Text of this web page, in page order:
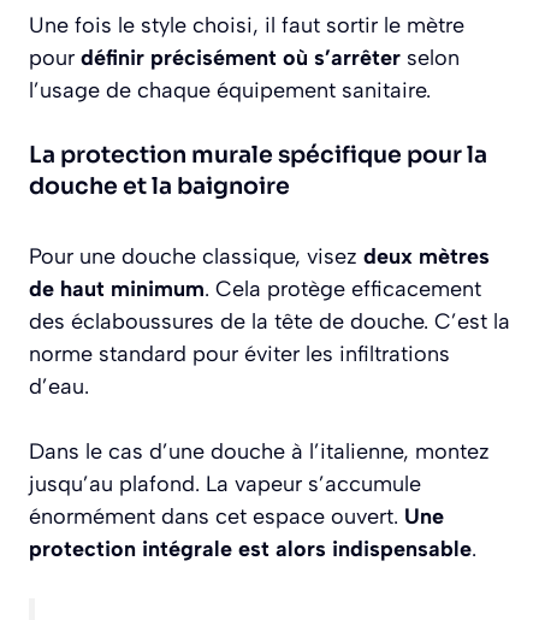
Une fois le style choisi, il faut sortir le mètre
pour définir précisément où s’arrêter selon
l’usage de chaque équipement sanitaire.
La protection murale spécifique pour la
douche et la baignoire
Pour une douche classique, visez deux mètres
de haut minimum. Cela protège efficacement
des éclaboussures de la tête de douche. C’est la
norme standard pour éviter les infiltrations
d’eau.
Dans le cas d’une douche à l’italienne, montez
jusqu’au plafond. La vapeur s’accumule
énormément dans cet espace ouvert. Une
protection intégrale est alors indispensable.